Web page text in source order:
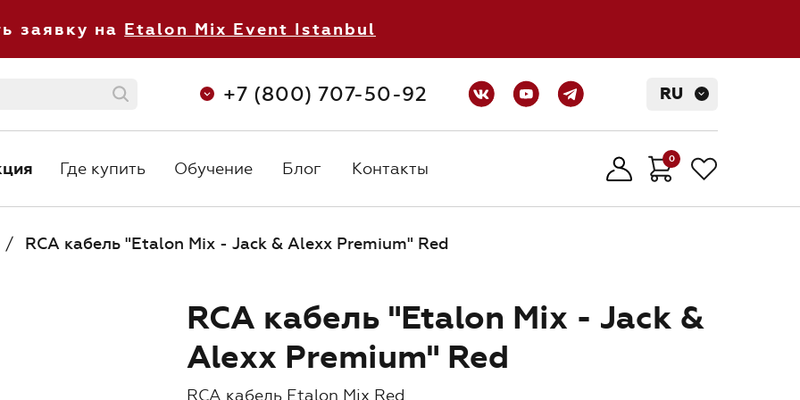
заявку на Etalon Mix Event Istanbul
+7 (800) 707-50-92 RU
Где купить
Где купить Обучение
Обучение Блог
Блог Контакты
Контакты 0
О нас
+7 (800) 707-50-92
orders@etalonmix.com
С 8:30 до 17:30
/ RCA кабель "Etalon Mix - Jack & Alexx Premium" Red
RCA кабель "Etalon Mix - Jack &
Alexx Premium" Red
RCA кабель Etalon Mix Red